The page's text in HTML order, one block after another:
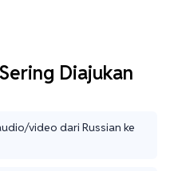
Diajukan
video dari Russian ke